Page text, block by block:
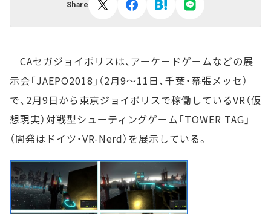
Share
CAセガジョイポリスは、アーケードゲームなどの展
示会「JAEPO2018」（2月9～11日、千葉・幕張メッセ）
で、2月9日から東京ジョイポリスで稼働しているVR（仮
想現実）対戦型シューティングゲーム「TOWER TAG」
（開発はドイツ・VR-Nerd）を展示している。